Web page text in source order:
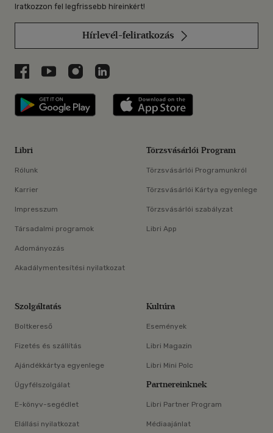
Iratkozzon fel legfrissebb híreinkért!
Hírlevél-feliratkozás
Libri a Facebookon
Libri a Youtube-on
Libri az Instagramon
Libri a LinkedInen
Libri applikáció Szerezd meg: Google
Libri
Rólunk
Karrier
Impresszum
Társadalmi programok
Adományozás
Akadálymentesítési nyilatkozat
Törzsvásárlói Program
Törzsvásárlói Programunkról
Törzsvásárlói Kártya egyenlege
Törzsvásárlói szabályzat
Libri App
Szolgáltatás
Boltkereső
Fizetés és szállítás
Ajándékkártya egyenlege
Ügyfélszolgálat
E-könyv-segédlet
Elállási nyilatkozat
Kultúra
Események
Libri Magazin
Libri Mini Polc
Partnereinknek
Libri Partner Program
Médiaajánlat